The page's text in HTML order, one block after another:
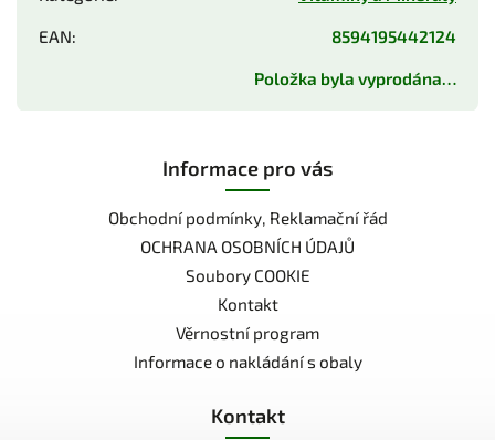
EAN: 8594195442124
Položka byla vyprodána…
Informace pro vás
Obchodní podmínky, Reklamační řád
OCHRANA OSOBNÍCH ÚDAJŮ
Soubory COOKIE
Kontakt
Věrnostní program
Informace o nakládání s obaly
Kontakt